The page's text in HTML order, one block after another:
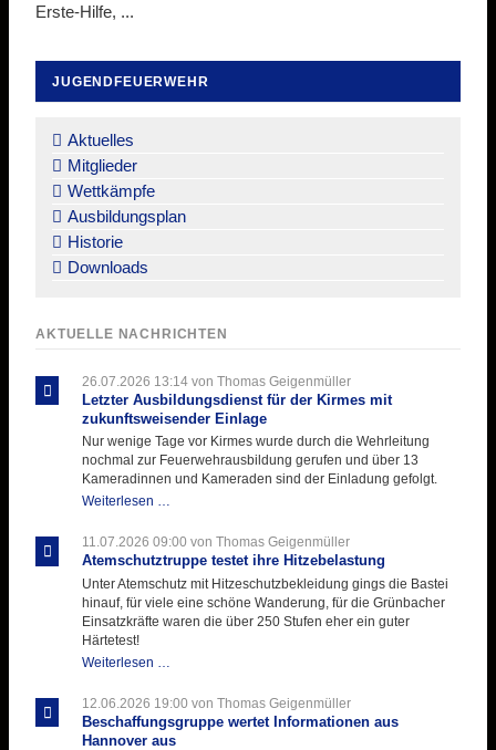
Erste-Hilfe, ...
JUGENDFEUERWEHR
überspringen
Aktuelles
Mitglieder
Wettkämpfe
Ausbildungsplan
Historie
Downloads
AKTUELLE NACHRICHTEN
26.07.2026 13:14von Thomas Geigenmüller
Letzter Ausbildungsdienst für der Kirmes mit
zukunftsweisender Einlage
Nur wenige Tage vor Kirmes wurde durch die Wehrleitung
nochmal zur Feuerwehrausbildung gerufen und über 13
Kameradinnen und Kameraden sind der Einladung gefolgt.
Weiterlesen …
für
der
11.07.2026 09:00 von Thomas Geigenmüller
Atemschutztruppe testet ihre Hitzebelastung
Unter Atemschutz mit Hitzeschutzbekleidung gings die Bastei
hinauf, für viele eine schöne Wanderung, für die Grünbacher
Einsatzkräfte waren die über 250 Stufen eher ein guter
Härtetest!
Weiterlesen …
ihre
Hitzebelastung
12.06.2026 19:00 von Thomas Geigenmüller
Beschaffungsgruppe wertet Informationen aus
Hannover aus